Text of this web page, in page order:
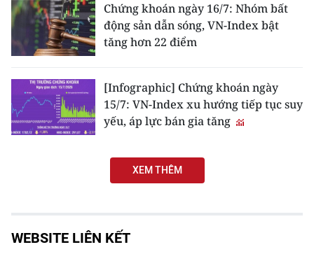
Chứng khoán ngày 16/7: Nhóm bất
động sản dẫn sóng, VN-Index bật
tăng hơn 22 điểm
[Infographic] Chứng khoán ngày
15/7: VN-Index xu hướng tiếp tục suy
yếu, áp lực bán gia tăng
XEM THÊM
WEBSITE LIÊN KẾT